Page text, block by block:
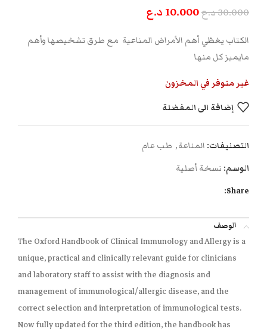
30.000د.ع10.000 د.ع
الكتاب يغطّي أهم الأمراض المناعية مع طرق تشخيصها وأهم
مايميز كل منها
غير متوفر في المخزون
إضافة الى المفضلة
التصنيفات: المناعة, طب عام
الوسم: نسخة أصلية
Share:
الوصف
The Oxford Handbook of Clinical Immunology and Allergy is a
unique, practical and clinically relevant guide for clinicians
and laboratory staff to assist with the diagnosis and
management of immunological/allergic disease, and the
correct selection and interpretation of immunological tests.
Now fully updated for the third edition, the handbook has